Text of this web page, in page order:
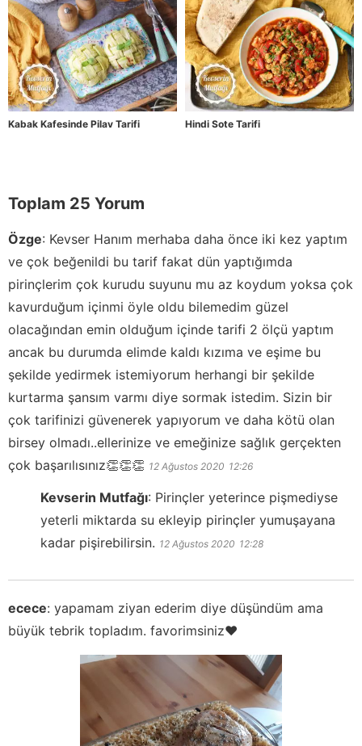
Kabak Kafesinde Pilav Tarifi Hindi Sote Tarifi
Toplam 25 Yorum
Özge: Kevser Hanım merhaba daha önce iki kez yaptım
ve çok beğenildi bu tarif fakat dün yaptığımda
pirinçlerim çok kurudu suyunu mu az koydum yoksa çok
kavurduğum içinmi öyle oldu bilemedim güzel
olacağından emin olduğum içinde tarifi 2 ölçü yaptım
ancak bu durumda elimde kaldı kızıma ve eşime bu
şekilde yedirmek istemiyorum herhangi bir şekilde
kurtarma şansım varmı diye sormak istedim. Sizin bir
çok tarifinizi güvenerek yapıyorum ve daha kötü olan
birsey olmadı..ellerinize ve emeğinize sağlık gerçekten
çok başarılısınız👏👏👏 12 Ağustos 2020 12:26
Kevserin Mutfağı: Pirinçler yeterince pişmediyse
yeterli miktarda su ekleyip pirinçler yumuşayana
kadar pişirebilirsin. 12 Ağustos 2020 12:28
ecece: yapamam ziyan ederim diye düşündüm ama
büyük tebrik topladım. favorimsiniz❤